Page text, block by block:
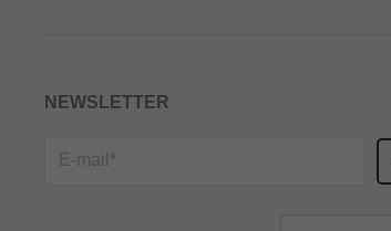
NEWSLETTER